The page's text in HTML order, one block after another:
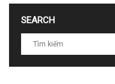
SEARCH